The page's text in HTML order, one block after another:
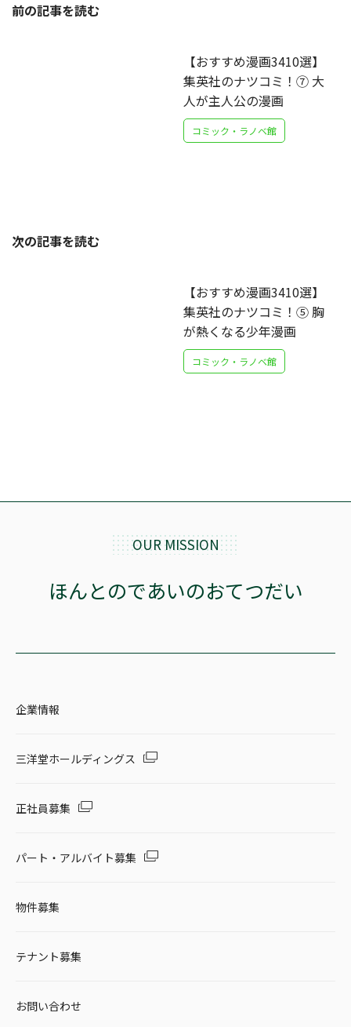
前の記事を読む
【おすすめ漫画3410選】
集英社のナツコミ！⑦ 大
人が主人公の漫画
コミック・ラノベ館
次の記事を読む
【おすすめ漫画3410選】
集英社のナツコミ！⑤ 胸
が熱くなる少年漫画
コミック・ラノベ館
OUR MISSION
ほんとのであいのおてつだい
企業情報
三洋堂ホールディングス
正社員募集
パート・アルバイト募集
物件募集
テナント募集
お問い合わせ